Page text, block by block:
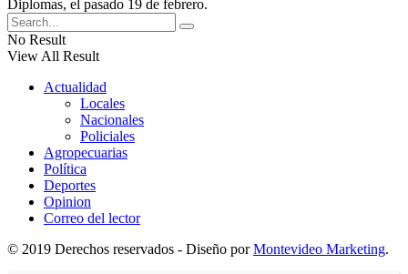
Diplomas, el pasado 19 de febrero.
No Result
View All Result
Actualidad
Locales
Nacionales
Policiales
Agropecuarias
Política
Deportes
Opinion
Correo del lector
© 2019 Derechos reservados - Diseño porMontevideo Marketing.